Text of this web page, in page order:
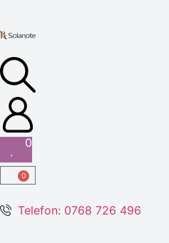
0
0
Telefon: 0768 726 496